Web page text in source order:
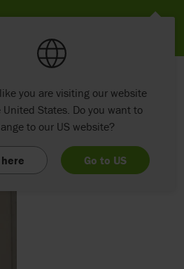
you are visiting our website
States. Do you want to
to our US website?
Go to US